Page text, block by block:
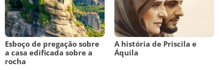
Esboço de pregação sobre
a casa edificada sobre a
rocha
A história de Priscila e
Áquila